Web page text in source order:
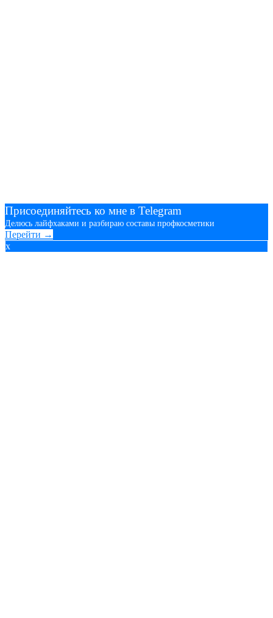
Присоединяйтесь ко мне в Telegram
Делюсь лайфхаками и разбираю составы профкосметики
Перейти →
x